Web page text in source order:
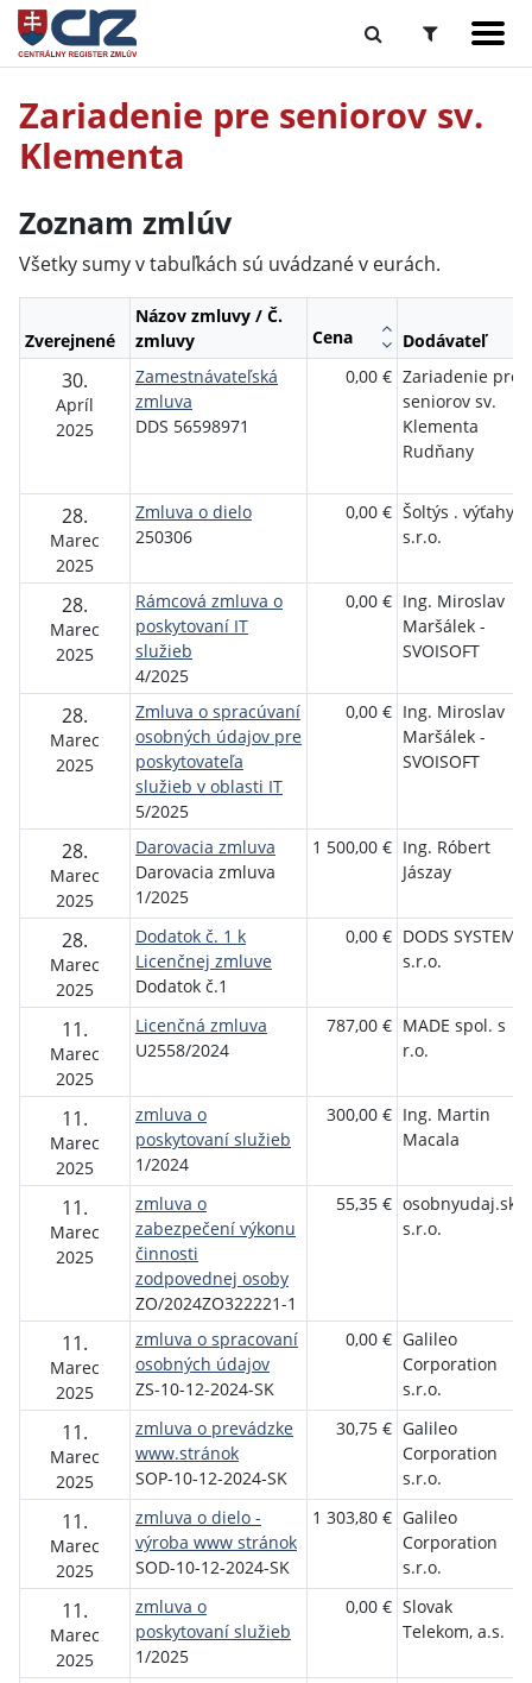
Zariadenie pre seniorov sv.
Klementa
Zoznam zmlúv
Všetky sumy v tabuľkách sú uvádzané v eurách.
Zverejnené
Názov zmluvy / Č.
zmluvy
Cena Dodávateľ
30.
Apríl
2025
Zamestnávateľská
zmluva
DDS 56598971
0,00 € Zariadenie pre
seniorov sv.
Klementa
Rudňany
28.
Marec
2025
Zmluva o dielo
250306
0,00 € Šoltýs . výťahy,
s.r.o.
28.
Marec
2025
Rámcová zmluva o
poskytovaní IT
služieb
4/2025
0,00 € Ing. Miroslav
Maršálek -
SVOISOFT
28.
Marec
2025
Zmluva o spracúvaní
osobných údajov pre
poskytovateľa
služieb v oblasti IT
5/2025
0,00 € Ing. Miroslav
Maršálek -
SVOISOFT
28.
Marec
2025
Darovacia zmluva
Darovacia zmluva
1/2025
1 500,00 € Ing. Róbert
Jászay
28.
Marec
2025
Dodatok č. 1 k
Licenčnej zmluve
Dodatok č.1
0,00 € DODS SYSTEM,
s.r.o.
11.
Marec
2025
Licenčná zmluva
U2558/2024
787,00 € MADE spol. s
r.o.
11.
Marec
2025
zmluva o
poskytovaní služieb
1/2024
300,00 € Ing. Martin
Macala
11.
Marec
2025
zmluva o
zabezpečení výkonu
činnosti
zodpovednej osoby
ZO/2024ZO322221-1
55,35 € osobnyudaj.sk,
s.r.o.
11.
Marec
2025
zmluva o spracovaní
osobných údajov
ZS-10-12-2024-SK
0,00 € Galileo
Corporation
s.r.o.
11.
Marec
2025
zmluva o prevádzke
www.stránok
SOP-10-12-2024-SK
30,75 € Galileo
Corporation
s.r.o.
11.
Marec
2025
zmluva o dielo -
výroba www stránok
SOD-10-12-2024-SK
1 303,80 € Galileo
Corporation
s.r.o.
11.
Marec
2025
zmluva o
poskytovaní služieb
1/2025
0,00 € Slovak
Telekom, a.s.